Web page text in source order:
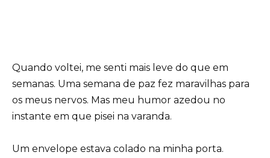
Quando voltei, me senti mais leve do que em
semanas. Uma semana de paz fez maravilhas para
os meus nervos. Mas meu humor azedou no
instante em que pisei na varanda.
Um envelope estava colado na minha porta.